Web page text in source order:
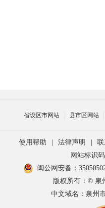
省设区市网站 县市区网站
使用帮助 | 法律声明 |
网站标识码
闽公网安备：
版权所有：© 泉
中文域名：泉州